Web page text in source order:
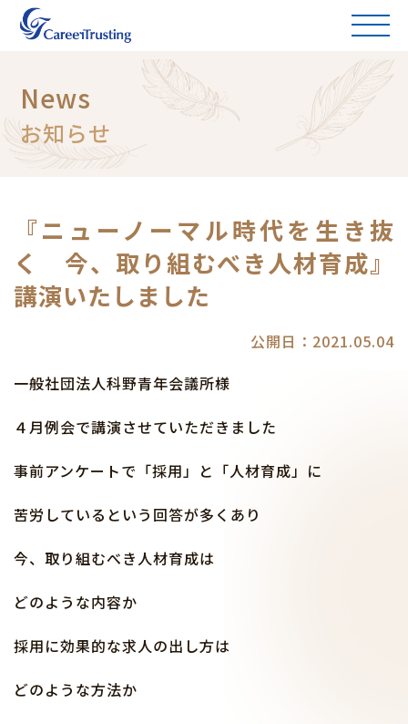
News
お知らせ
『ニューノーマル時代を生き抜
く 今、取り組むべき人材育成』
講演いたしました
公開日：2021.05.04
一般社団法人科野青年会議所様
４月例会で講演させていただきました
事前アンケートで「採用」と「人材育成」に
苦労しているという回答が多くあり
今、取り組むべき人材育成は
どのような内容か
採用に効果的な求人の出し方は
どのような方法か